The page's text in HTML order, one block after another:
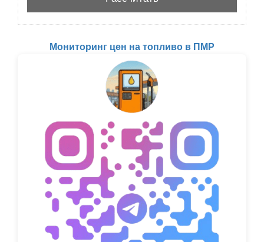
Мониторинг цен на топливо в ПМР